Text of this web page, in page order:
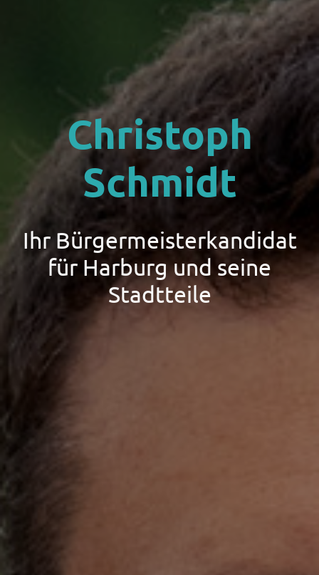
Christoph
Schmidt
Ihr Bürgermeisterkandidat
für Harburg und seine
Stadtteile